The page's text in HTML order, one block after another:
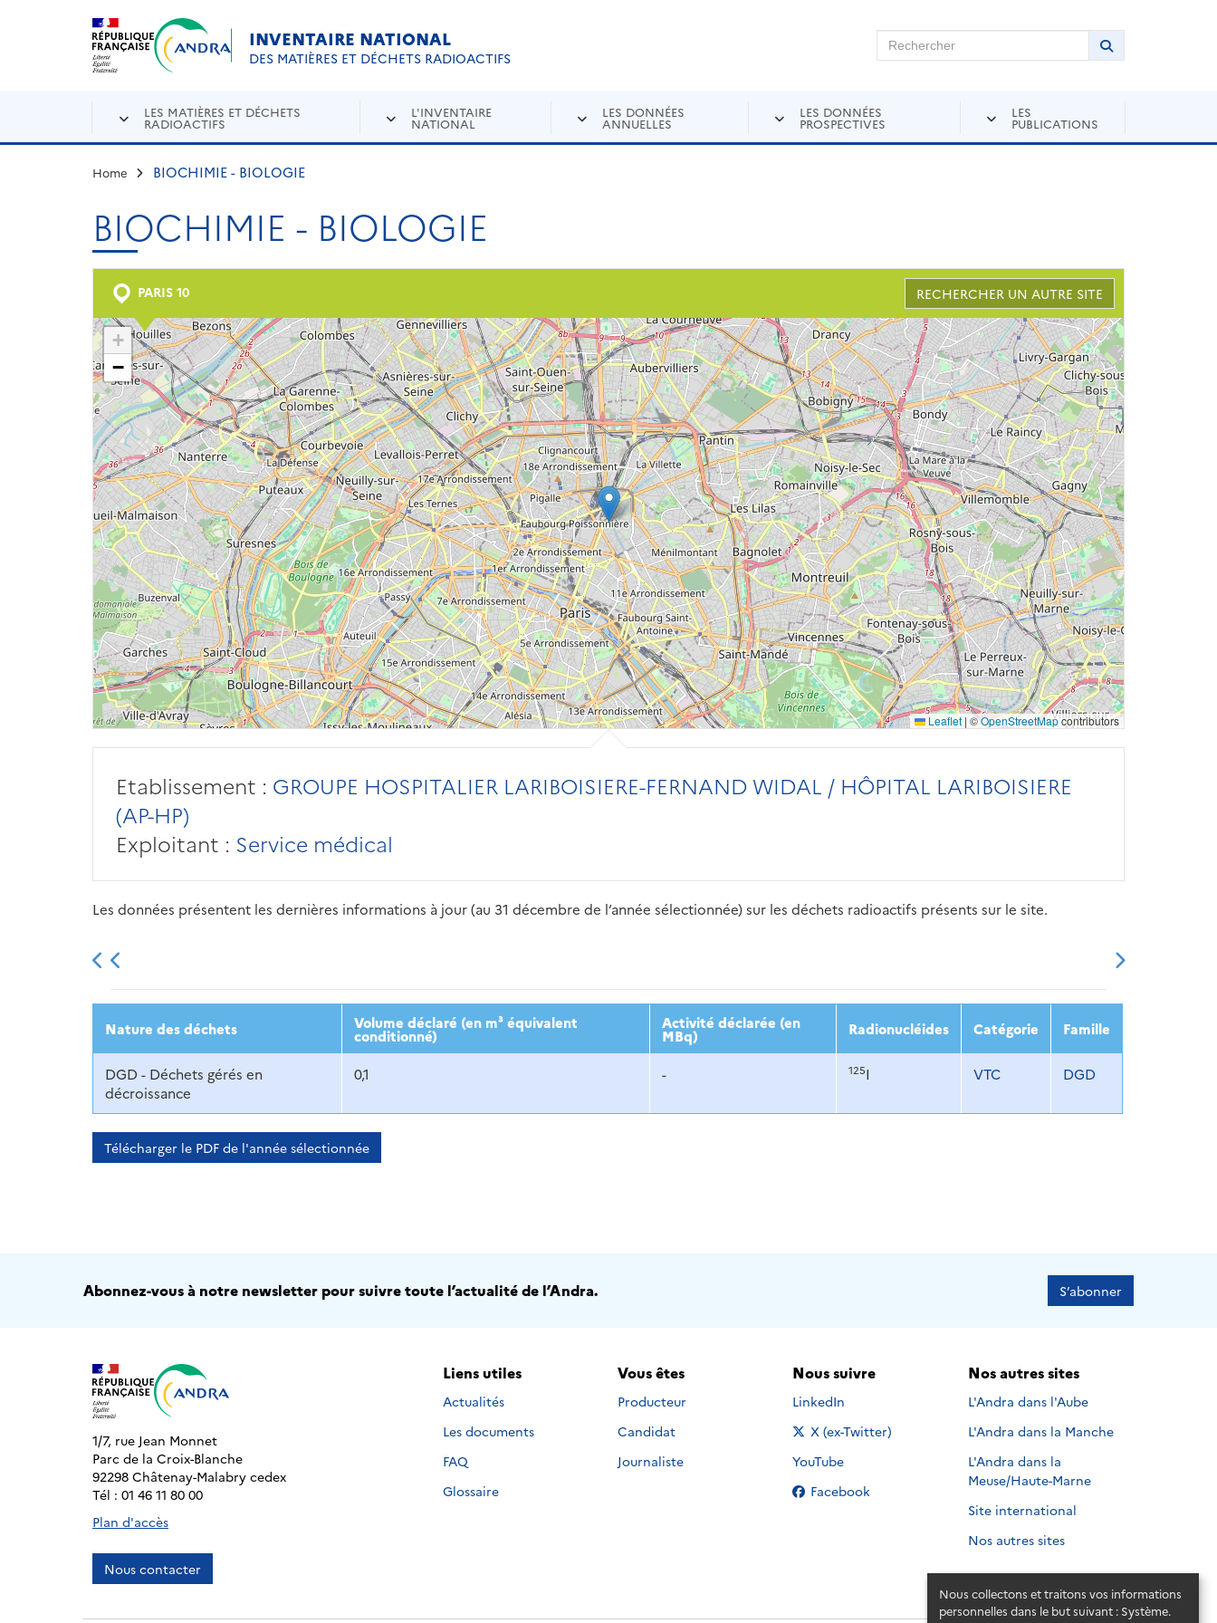
Nous collectons et traitons vos informations
personnelles dans le but suivant : Système.
Aller au contenu principal
INVENTAIRE NATIONAL
DES MATIÈRES ET DÉCHETS RADIOACTIFS
Rechercher sur Andra Inventaire Rechercher
Lancer la
LES MATIÈRES ET DÉCHETS
RADIOACTIFS
L'INVENTAIRE
NATIONAL
LES DONNÉES
ANNUELLES
LES DONNÉES
PROSPECTIVES
LES
PUBLICATIONS
Home BIOCHIMIE - BIOLOGIE
BIOCHIMIE - BIOLOGIE
PARIS 10 RECHERCHER UN AUTRE SITE
+
−
Leaflet | ©OpenStreetMapcontributors
Etablissement : GROUPE HOSPITALIER LARIBOISIERE-FERNAND WIDAL / HÔPITAL LARIBOISIERE
(AP-HP)
Exploitant : Service médical
Les données présentent les dernières informations à jour (au 31 décembre de l’année sélectionnée) sur les déchets radioactifs présents sur le site.
2013 2014 2015 2016 2017 2018 2019 2020 2021 2022 2023
Nature des déchets Volume déclaré (en m³ équivalent
conditionné)
Activité déclarée (en
MBq) Radionucléides Catégorie Famille
DGD - Déchets gérés en
décroissance
0,1 - 125I VTC DGD
Télécharger le PDF de l'année sélectionnée
Abonnez-vous à notre newsletter pour suivre toute l’actualité de l’Andra. S’abonner
1/7, rue Jean Monnet
Parc de la Croix-Blanche
92298 Châtenay-Malabry cedex
Tél : 01 46 11 80 00
Plan d'accès
Nous contacter
Liens utiles
Actualités
Les documents
FAQ
Glossaire
Vous êtes
Producteur
Candidat
Journaliste
Nous suivre
Nous suivre sur
LinkedIn
Nous suivre sur
X (ex-Twitter)
Nous suivre sur
YouTube
Nous suivre sur
Facebook
Nos autres sites
L'Andra dans l'Aube
L'Andra dans la Manche
L'Andra dans la
Meuse/Haute-Marne
Site international
Nos autres sites